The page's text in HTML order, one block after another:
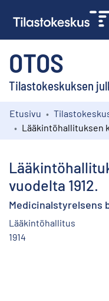
OTOS
Tilastokeskuksen
Kokoelmat
Etusivu
vuodelta 1912.
Medicinalstyrelsens
Lääkintöhallitus
1914